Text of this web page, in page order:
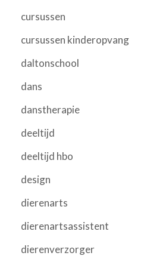
cursussen
cursussen kinderopvang
daltonschool
dans
danstherapie
deeltijd
deeltijd hbo
design
dierenarts
dierenartsassistent
dierenverzorger